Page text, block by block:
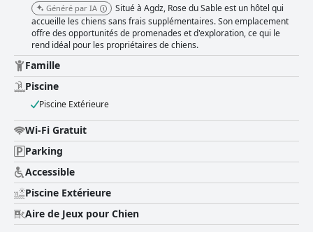
Généré par IA
Situé à Agdz, Rose du Sable est un hôtel qui
accueille les chiens sans frais supplémentaires. Son emplacement
offre des opportunités de promenades et d'exploration, ce qui le
rend idéal pour les propriétaires de chiens.
Famille
Piscine
Piscine Extérieure
Wi-Fi Gratuit
Parking
Accessible
Piscine Extérieure
Aire de Jeux pour Chien